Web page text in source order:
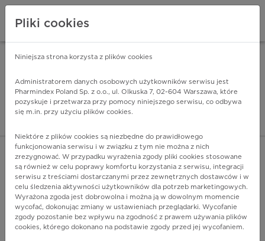
Pharmindex - lider
ZALOGUJ SIĘ
POKAŻ FILTRY
Pharmindex
Pliki cookies
Niniejsza strona korzysta z plików cookies
Administratorem danych osobowych użytkowników serwisu jest
Pharmindex Poland Sp. z o.o., ul. Olkuska 7, 02-604 Warszawa, które
pozyskuje i przetwarza przy pomocy niniejszego serwisu, co odbywa
się m.in. przy użyciu plików cookies.
Niektóre z plików cookies są niezbędne do prawidłowego
funkcjonowania serwisu i w związku z tym nie można z nich
zrezygnować. W przypadku wyrażenia zgody pliki cookies stosowane
są również w celu poprawy komfortu korzystania z serwisu, integracji
serwisu z treściami dostarczanymi przez zewnętrznych dostawców i w
celu śledzenia aktywności użytkowników dla potrzeb marketingowych.
Wyrażona zgoda jest dobrowolna i można ją w dowolnym momencie
wycofać, dokonując zmiany w ustawieniach przeglądarki. Wycofanie
zgody pozostanie bez wpływu na zgodność z prawem używania plików
cookies, którego dokonano na podstawie zgody przed jej wycofaniem.
ZA DARMO - w Google Play INSTALUJ